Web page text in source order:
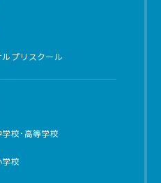
プリスクール
校･高等学校
校